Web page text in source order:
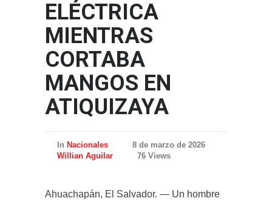
ELÉCTRICA
MIENTRAS
CORTABA
MANGOS EN
ATIQUIZAYA
In Nacionales
8 de marzo de 2026
Willian Aguilar
76 Views
Ahuachapán, El Salvador. — Un hombre